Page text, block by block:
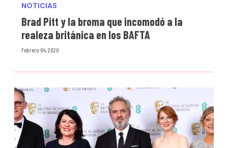
NOTICIAS
Brad Pitt y la broma que incomodó a la
realeza británica en los BAFTA
Febrero 04, 2020